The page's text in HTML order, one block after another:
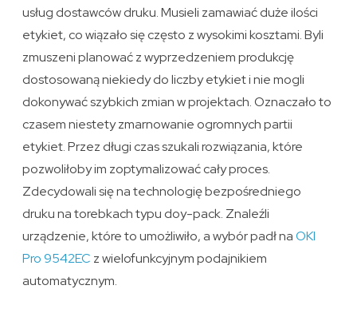
usług dostawców druku. Musieli zamawiać duże ilości
etykiet, co wiązało się często z wysokimi kosztami. Byli
zmuszeni planować z wyprzedzeniem produkcję
dostosowaną niekiedy do liczby etykiet i nie mogli
dokonywać szybkich zmian w projektach. Oznaczało to
czasem niestety zmarnowanie ogromnych partii
etykiet. Przez długi czas szukali rozwiązania, które
pozwoliłoby im zoptymalizować cały proces.
Zdecydowali się na technologię bezpośredniego
druku na torebkach typu doy-pack. Znaleźli
urządzenie, które to umożliwiło, a wybór padł naOKI
Pro 9542EC z wielofunkcyjnym podajnikiem
automatycznym.